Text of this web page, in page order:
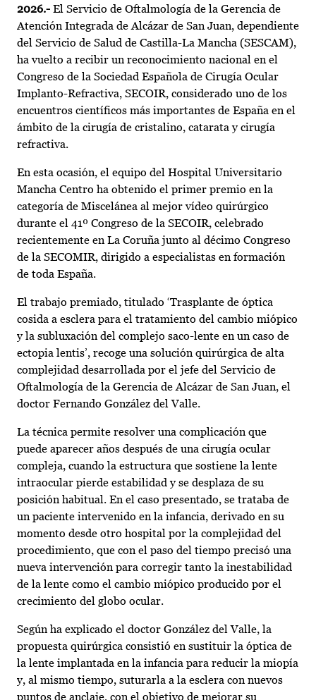
2026.- El Servicio de Oftalmología de la Gerencia de
Atención Integrada de Alcázar de San Juan, dependiente
del Servicio de Salud de Castilla-La Mancha (SESCAM),
ha vuelto a recibir un reconocimiento nacional en el
Congreso de la Sociedad Española de Cirugía Ocular
Implanto-Refractiva, SECOIR, considerado uno de los
encuentros científicos más importantes de España en el
ámbito de la cirugía de cristalino, catarata y cirugía
refractiva.
En esta ocasión, el equipo del Hospital Universitario
Mancha Centro ha obtenido el primer premio en la
categoría de Miscelánea al mejor vídeo quirúrgico
durante el 41º Congreso de la SECOIR, celebrado
recientemente en La Coruña junto al décimo Congreso
de la SECOMIR, dirigido a especialistas en formación
de toda España.
El trabajo premiado, titulado ‘Trasplante de óptica
cosida a esclera para el tratamiento del cambio miópico
y la subluxación del complejo saco-lente en un caso de
ectopia lentis’, recoge una solución quirúrgica de alta
complejidad desarrollada por el jefe del Servicio de
Oftalmología de la Gerencia de Alcázar de San Juan, el
doctor Fernando González del Valle.
La técnica permite resolver una complicación que
puede aparecer años después de una cirugía ocular
compleja, cuando la estructura que sostiene la lente
intraocular pierde estabilidad y se desplaza de su
posición habitual. En el caso presentado, se trataba de
un paciente intervenido en la infancia, derivado en su
momento desde otro hospital por la complejidad del
procedimiento, que con el paso del tiempo precisó una
nueva intervención para corregir tanto la inestabilidad
de la lente como el cambio miópico producido por el
crecimiento del globo ocular.
Según ha explicado el doctor González del Valle, la
propuesta quirúrgica consistió en sustituir la óptica de
la lente implantada en la infancia para reducir la miopía
y, al mismo tiempo, suturarla a la esclera con nuevos
puntos de anclaje, con el objetivo de mejorar su